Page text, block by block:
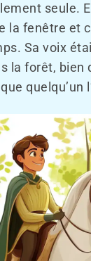
seule.
la fenêtre et
Sa voix
la forêt, bien
quelqu’un